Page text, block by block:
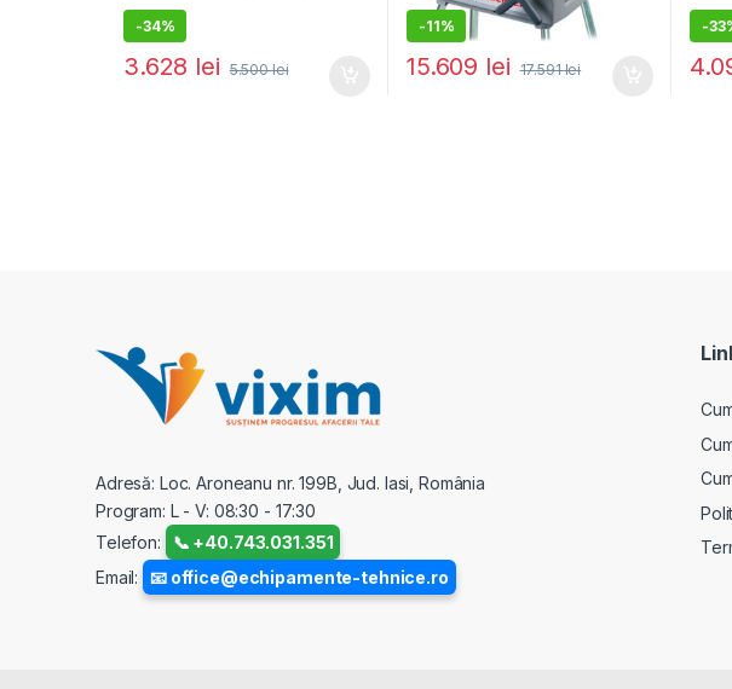
-34%
3.628 lei 5.500lei
-11%
15.609 lei 17.591lei
-
Adresă: Loc. Aroneanu nr. 199B, Jud. Iasi, România
Program: L - V: 08:30 - 17:30
Telefon:
📞 +40.743.031.351
Email:
📧 office@echipamente-tehnice.ro